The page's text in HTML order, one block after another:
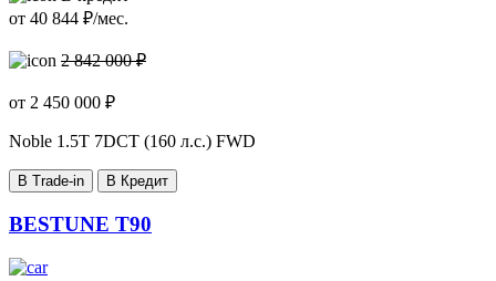
от 40 844 ₽/мес.
2 842 000 ₽
от 2 450 000 ₽
Noble 1.5T 7DCT (160 л.с.) FWD
В Trade-in В Кредит
BESTUNE T90